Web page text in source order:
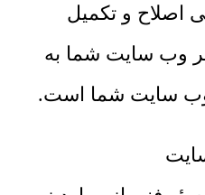
و تکمیل
وب سایت شما به
وب سایت شما است.